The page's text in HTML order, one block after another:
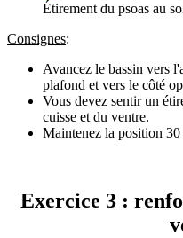
Étirement du psoas au
Consignes:
Avancez le bassin vers
plafond et vers le côté
Vous devez sentir un
cuisse et du ventre.
Maintenez la position 30
Exercice 3 :